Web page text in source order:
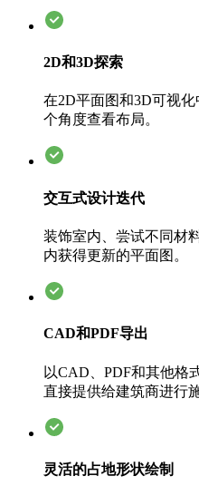
2D和3D探索
在2D平面图和3D可视
个角度查看布局。
交互式设计迭代
装饰室内、尝试不同材
内获得更新的平面图。
CAD和PDF导出
以CAD、PDF和其他格
直接提供给建筑商进行施
灵活的占地形状绘制